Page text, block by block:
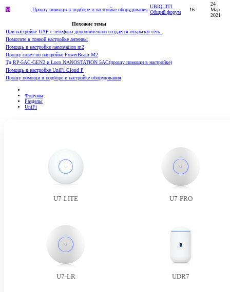
M Прошу помощи в подборе и настройке оборудования
UBIQUITI
Общий форум
16
24
Мар
2021
Похожие темы
При настройке UAP с телефона дополнительно создается открытая сеть.
Помогите в тонкой настройке антенны
Помощь в настройке nanostation m2
Прошу совет по настройке PowerBeam M2
Тд RP-5AC-GEN2 и Loco NANOSTATION 5AC(прошу помощи в настройке)
Помощь в настройке UniFi Cloud P
Прошу помощи в подборе и настройке оборудования
Форумы
Разделы
UniFi
U7-LITE U7-PRO
U7-LR UDR7